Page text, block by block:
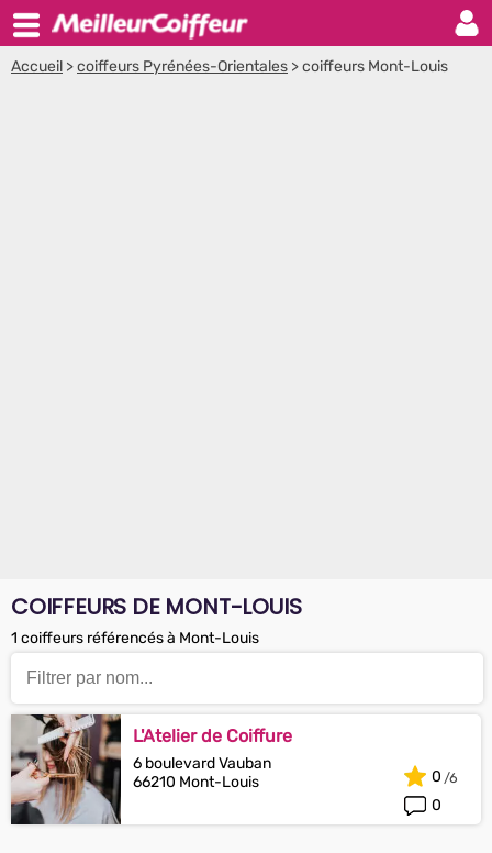
Accueil >coiffeurs Pyrénées-Orientales >coiffeurs Mont-Louis
COIFFEURS DE MONT-LOUIS
1 coiffeurs référencés à Mont-Louis
L'Atelier de Coiffure
6 boulevard Vauban
66210 Mont-Louis
0
0